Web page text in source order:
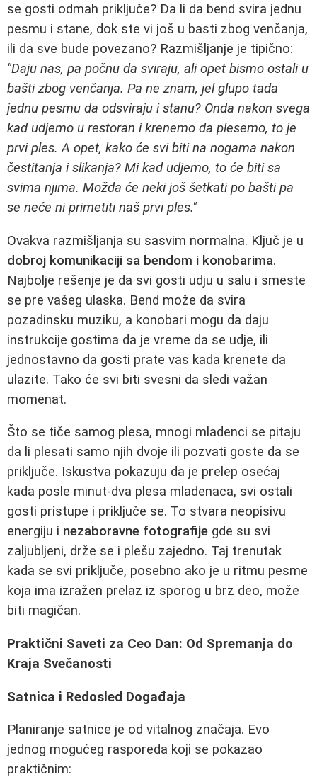
se gosti odmah priključe? Da li da bend svira jednu
pesmu i stane, dok ste vi još u basti zbog venčanja,
ili da sve bude povezano? Razmišljanje je tipično:
"Daju nas, pa počnu da sviraju, ali opet bismo ostali u
bašti zbog venčanja. Pa ne znam, jel glupo tada
jednu pesmu da odsviraju i stanu? Onda nakon svega
kad udjemo u restoran i krenemo da plesemo, to je
prvi ples. A opet, kako će svi biti na nogama nakon
čestitanja i slikanja? Mi kad udjemo, to će biti sa
svima njima. Možda će neki još šetkati po bašti pa
se neće ni primetiti naš prvi ples."
Ovakva razmišljanja su sasvim normalna. Ključ je u
dobroj komunikaciji sa bendom i konobarima.
Najbolje rešenje je da svi gosti udju u salu i smeste
se pre vašeg ulaska. Bend može da svira
pozadinsku muziku, a konobari mogu da daju
instrukcije gostima da je vreme da se udje, ili
jednostavno da gosti prate vas kada krenete da
ulazite. Tako će svi biti svesni da sledi važan
momenat.
Što se tiče samog plesa, mnogi mladenci se pitaju
da li plesati samo njih dvoje ili pozvati goste da se
priključe. Iskustva pokazuju da je prelep osećaj
kada posle minut-dva plesa mladenaca, svi ostali
gosti pristupe i priključe se. To stvara neopisivu
energiju i nezaboravne fotografije gde su svi
zaljubljeni, drže se i plešu zajedno. Taj trenutak
kada se svi priključe, posebno ako je u ritmu pesme
koja ima izražen prelaz iz sporog u brz deo, može
biti magičan.
Praktični Saveti za Ceo Dan: Od Spremanja do
Kraja Svečanosti
Satnica i Redosled Događaja
Planiranje satnice je od vitalnog značaja. Evo
jednog mogućeg rasporeda koji se pokazao
praktičnim: